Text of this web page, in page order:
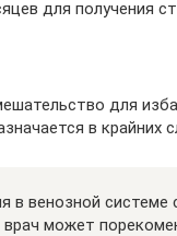
для получения
для
в крайних
в венозной системе
врач может